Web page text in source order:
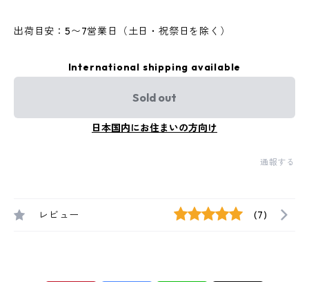
出荷目安：5〜7営業日（土日・祝祭日を除く）
International shipping available
Sold out
日本国内にお住まいの方向け
通報する
レビュー (7)